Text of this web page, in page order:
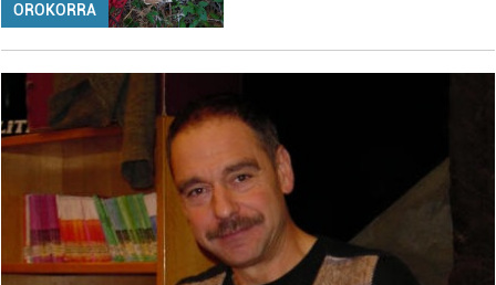
OROKORRA